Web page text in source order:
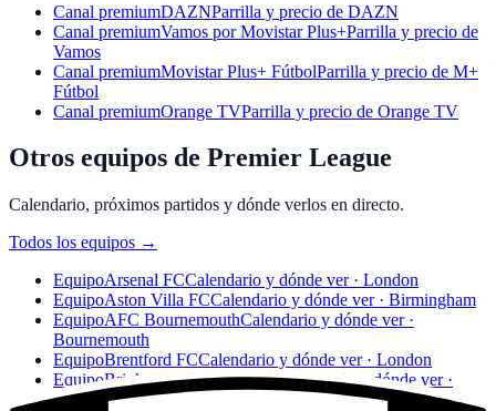
Canal premiumDAZNParrilla y precio de DAZN
Canal premiumVamos por Movistar Plus+Parrilla y precio de
Vamos
Canal premiumMovistar Plus+ FútbolParrilla y precio de M+
Fútbol
Canal premiumOrange TVParrilla y precio de Orange TV
Otros equipos de Premier League
Calendario, próximos partidos y dónde verlos en directo.
Todos los equipos →
EquipoArsenal FCCalendario y dónde ver · London
EquipoAston Villa FCCalendario y dónde ver · Birmingham
EquipoAFC BournemouthCalendario y dónde ver ·
Bournemouth
EquipoBrentford FCCalendario y dónde ver · London
EquipoBrighton & Hove AlbionCalendario y dónde ver ·
Brighton